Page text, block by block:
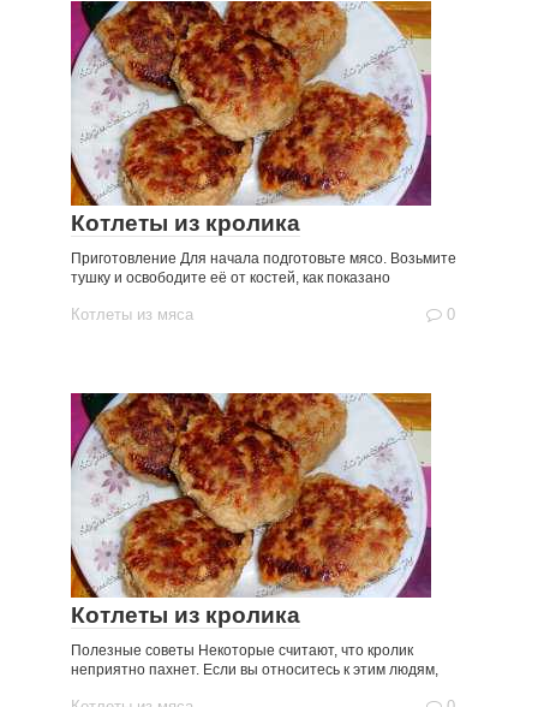
Котлеты из кролика
Приготовление Для начала подготовьте мясо. Возьмите
тушку и освободите её от костей, как показано
Котлеты из мяса 0
Котлеты из кролика
Полезные советы Некоторые считают, что кролик
неприятно пахнет. Если вы относитесь к этим людям,